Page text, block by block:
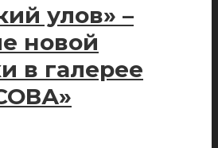
улов» –
новой
в галерее